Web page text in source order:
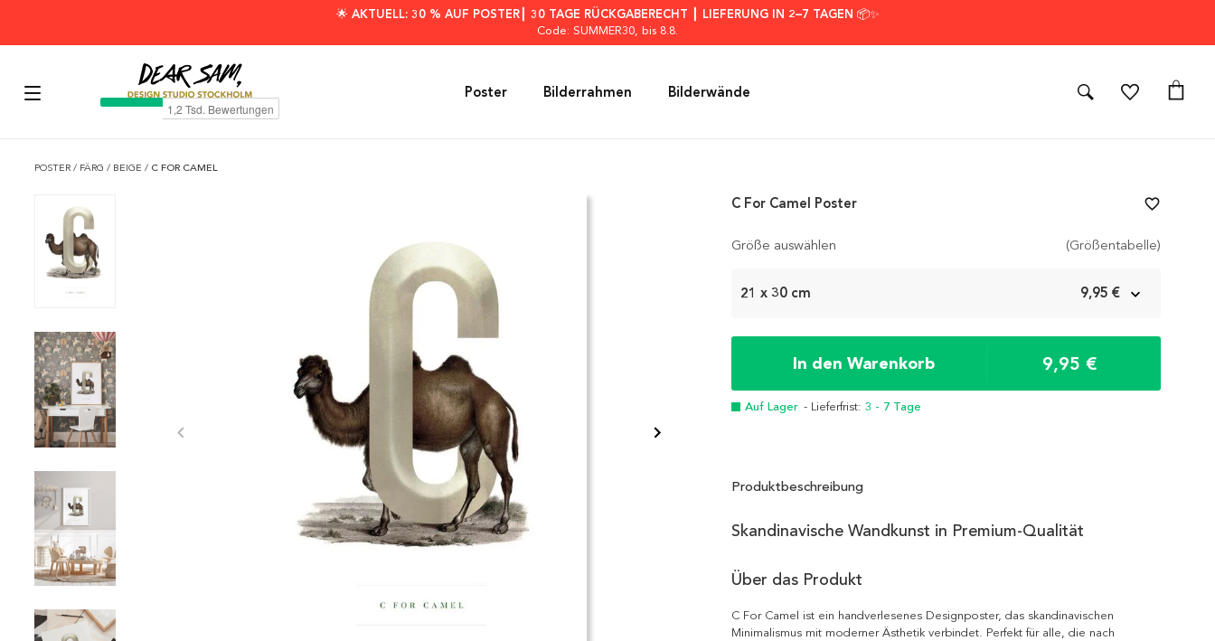
🌟 AKTUELL: 30 % AUF POSTER┃ 30 TAGE RÜCKGABERECHT ┃ LIEFERUNG IN 2–7 TAGEN 📦✨
Code: SUMMER30, bis 8.8.
Poster Bilderrahmen Bilderwände
POSTER / FÄRG / BEIGE / C FOR CAMEL
Größe auswählen (Größentabelle)
21 x 30 cm 9,95 €
In den Warenkorb 9,95 €
Auf Lager - Lieferfrist: 3 - 7 Tage
C For Camel Poster favorite_border
Produktbeschreibung
Skandinavische Wandkunst in Premium-Qualität
Über das Produkt
C For Camel ist ein handverlesenes Designposter, das skandinavischen
Minimalismus mit moderner Ästhetik verbindet. Perfekt für alle, die nach